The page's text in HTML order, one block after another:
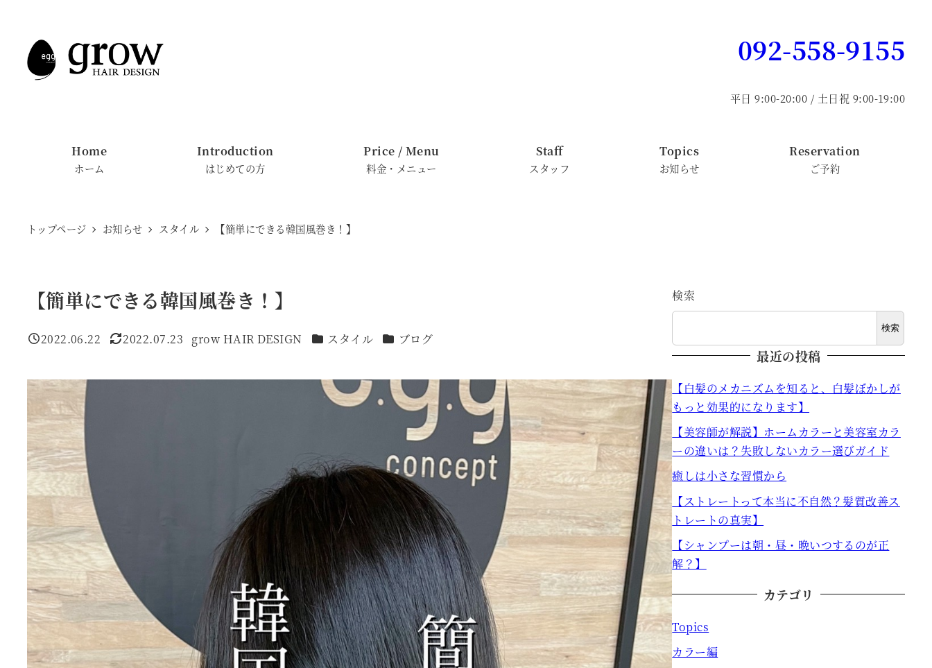
092-558-9155
平日 9:00-20:00 / 土日祝 9:00-19:00
Home
ホーム
Introduction
はじめての方
Price / Menu
料金・メニュー
Staff
スタッフ
Topics
お知らせ
Reservation
ご予約
トップページ お知らせ スタイル 【簡単にできる韓国風巻き！】
【簡単にできる韓国風巻き！】
投稿日
2022.06.22
更新日
2022.07.23
著
grow HAIR DESIGN カテゴリー
スタイル カテゴリー
ブログ
検索
検索
最近の投稿
【白髪のメカニズムを知ると、白髪ぼかしが
もっと効果的になります】
【美容師が解説】ホームカラーと美容室カラ
ーの違いは？失敗しないカラー選びガイド
癒しは小さな習慣から
【ストレートって本当に不自然？髪質改善ス
トレートの真実】
【シャンプーは朝・昼・晩いつするのが正
解？】
カテゴリ
Topics
カラー編